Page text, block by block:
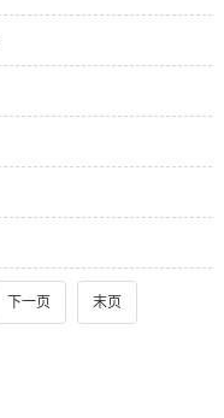
下一页 末页